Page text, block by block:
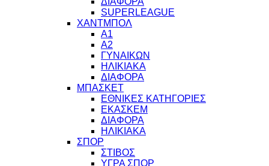
SUPERLEAGUE
ΧΑΝΤΜΠΟΛ
Α1
Α2
ΓΥΝΑΙΚΩΝ
ΗΛΙΚΙΑΚΑ
ΔΙΑΦΟΡΑ
ΜΠΑΣΚΕΤ
ΕΘΝΙΚΕΣ ΚΑΤΗΓΟΡΙΕΣ
ΕΚΑΣΚΕΜ
ΔΙΑΦΟΡΑ
ΗΛΙΚΙΑΚΑ
ΣΠΟΡ
ΣΤΙΒΟΣ
ΥΓΡΑ ΣΠΟΡ